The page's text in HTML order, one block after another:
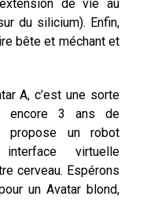
de vie au
du silicium). Enfin,
bête et méchant et
A, c’est une sorte
encore 3 ans de
propose un robot
virtuelle
cerveau. Espérons
un Avatar blond,